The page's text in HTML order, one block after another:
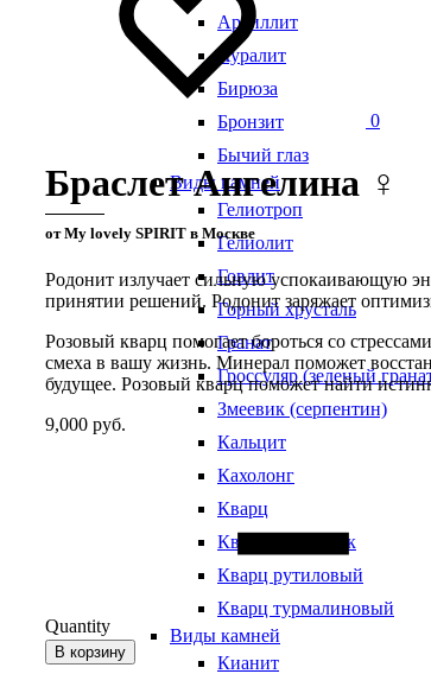
Аргиллит
Ауралит
Бирюза
Бронзит
Бычий глаз
Виды камней
Гелиотроп
Гелиолит
Говлит
Горный хрусталь
Гранат
Гроссуляр (зеленый
Змеевик (серпентин)
Кальцит
Кахолонг
Кварц
Кварц волосатик
Кварц рутиловый
Кварц турмалиновый
Виды камней
Кианит
0
Браслет Ангелина ♀
от My lovely SPIRIT в Москве
Родонит излучает сильную успокаивающую
принятии решений. Родонит заряжает
Розовый кварц помогает бороться со
смеха в вашу жизнь. Минерал поможет
будущее. Розовый кварц поможет найти
9,000 руб.
Quantity
В корзину